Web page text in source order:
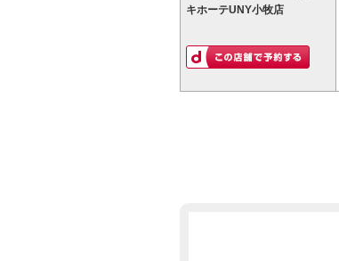
キホーテUNY小牧店